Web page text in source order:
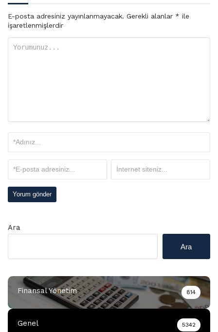
E-posta adresiniz yayınlanmayacak. Gerekli alanlar * ile
işaretlenmişlerdir
Ara
Ara
Finansal Yönetim 814
Genel 5342